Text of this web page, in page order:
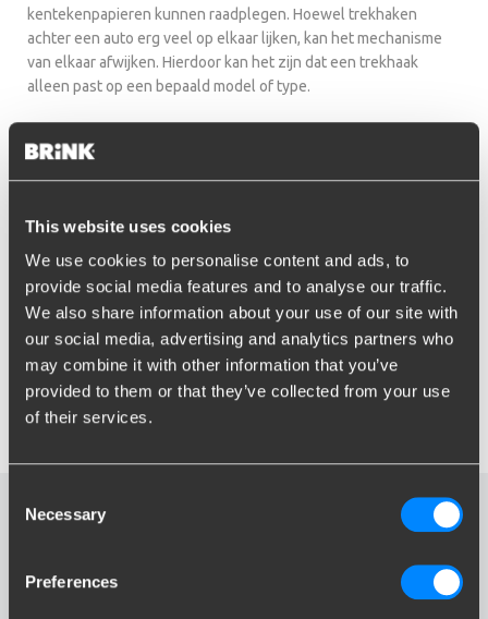
This website uses cookies
We use cookies to personalise content and ads, to
provide social media features and to analyse our traffic.
We also share information about your use of our site with
our social media, advertising and analytics partners who
may combine it with other information that you’ve
provided to them or that they’ve collected from your use
of their services.
Selection
Necessary
Preferences
kentekenpapieren kunnen raadplegen. Hoewel trekhaken
achter een auto erg veel op elkaar lijken, kan het mechanisme
van elkaar afwijken. Hierdoor kan het zijn dat een trekhaak
alleen past op een bepaald model of type.
model in te voeren en het bouwjaar. Hierdoor kan er een exacte
match gemaakt worden tussen uw auto, de trekhaak en de
Ik weet niet wat voor type
auto ik heb.
Als u er niet zeker van bent wel type auto u hebt dan kunt u de
kentekenpapieren raadplegen. Deze gegevens zijn vaak
accuraat en volledig. In het geval dat u het echt niet weet dan
kunt u onze klantenservice raadplegen. Wij helpen u graag
verder.